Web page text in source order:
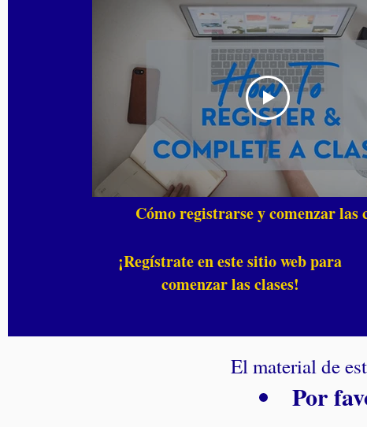
Cómo registrarse y comenzar las
¡Regístrate en este sitio web para
comenzar las clases!
El material de
Por